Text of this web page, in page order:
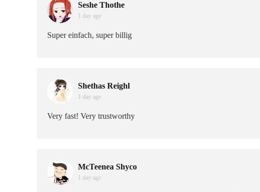
Seshe Thothe
1 day age
Super einfach, super billig
Shethas Reighl
1 day age
Very fast! Very trustworthy
McTeenea Shyco
1 day age